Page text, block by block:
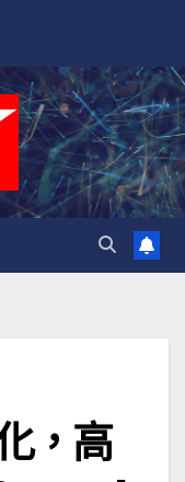
，高